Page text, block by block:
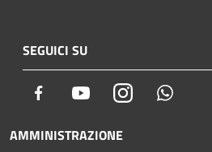
SEGUICI SU
Facebook YoutubeInstagram
AMMINISTRAZIONE